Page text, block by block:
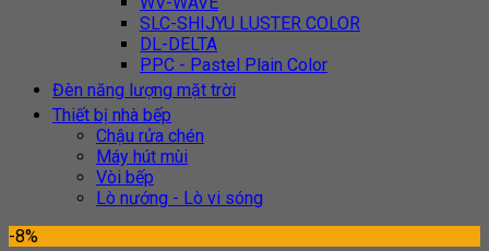
SLC-SHIJYU LUSTER COLOR
DL-DELTA
PPC - Pastel Plain Color
Đèn năng lượng mặt trời
Thiết bị nhà bếp
Chậu rửa chén
Máy hút mùi
Vòi bếp
Lò nướng - Lò vi sóng
-8%